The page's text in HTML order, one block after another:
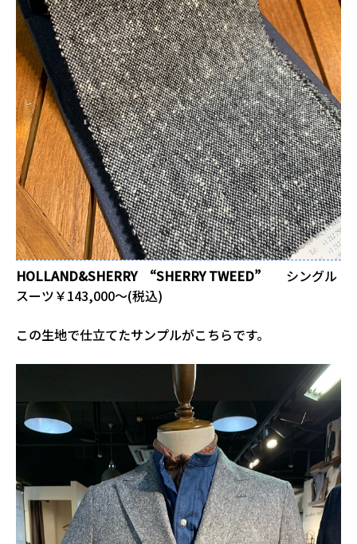
HOLLAND&SHERRY “SHERRY TWEED” シングル
スーツ￥143,000～(税込)
この生地で仕立てたサンプルがこちらです。